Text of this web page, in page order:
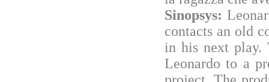
Sinopsys:
contacts an old
in his next play.
Leonardo to a